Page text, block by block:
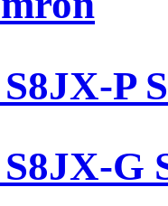
P
G